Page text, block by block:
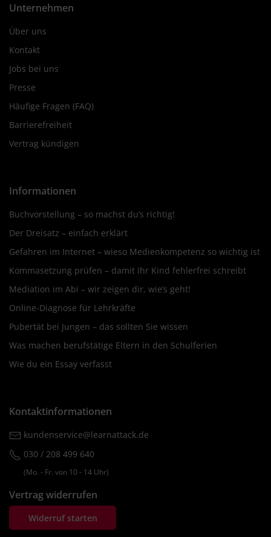
Unternehmen
Über uns
Kontakt
Jobs bei uns
Presse
Häufige Fragen (FAQ)
Barrierefreiheit
Vertrag kündigen
Informationen
Buchvorstellung – so machst du’s richtig!
Der Dreisatz – einfach erklärt
Gefahren im Internet – wieso Medienkompetenz so wichtig ist
Kommasetzung prüfen – damit Ihr Kind fehlerfrei schreibt
Mediation im Abi – wir zeigen dir, wie’s geht!
Online-Diagnose für Lehrkräfte
Pubertät bei Jungen – das sollten Sie wissen
Was machen berufstätige Eltern in den Schulferien
Wie du ein Essay verfasst
Kontaktinformationen
kundenservice@learnattack.de
030 / 208 499 640
(Mo. ‐ Fr. von 10 ‐ 14 Uhr)
Vertrag widerrufen
Widerruf starten